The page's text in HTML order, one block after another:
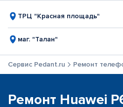
ТРЦ "Красная площадь"
маг. "Талан"
Сервис Pedant.ru Ремонт
Ремонт Huawei